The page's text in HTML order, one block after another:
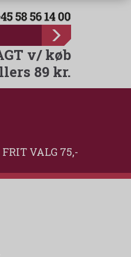
v/ køb
89 kr.
FRIT VALG 75,-